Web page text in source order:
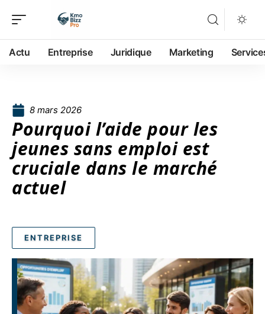
Actu Entreprise Juridique Marketing
8 mars 2026
Pourquoi l’aide pour les
jeunes sans emploi est
cruciale dans le marché
actuel
ENTREPRISE